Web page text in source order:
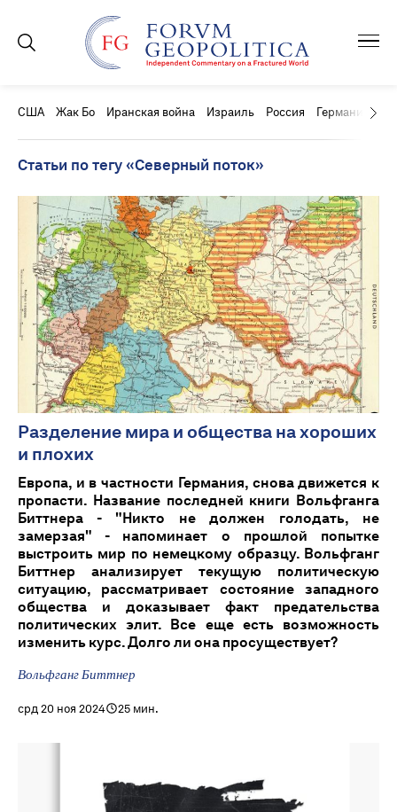
США Жак Бо Иранская война Израиль Россия Германия
Статьи по тегу «Северный поток»
Разделение мира и общества на хороших
и плохих
Европа, и в частности Германия, снова движется к
пропасти. Название последней книги Вольфганга
Биттнера - "Никто не должен голодать, не
замерзая" - напоминает о прошлой попытке
выстроить мир по немецкому образцу. Вольфганг
Биттнер анализирует текущую политическую
ситуацию, рассматривает состояние западного
общества и доказывает факт предательства
политических элит. Все еще есть возможность
изменить курс. Долго ли она просуществует?
Вольфганг Биттнер
срд 20 ноя 2024 25 мин.